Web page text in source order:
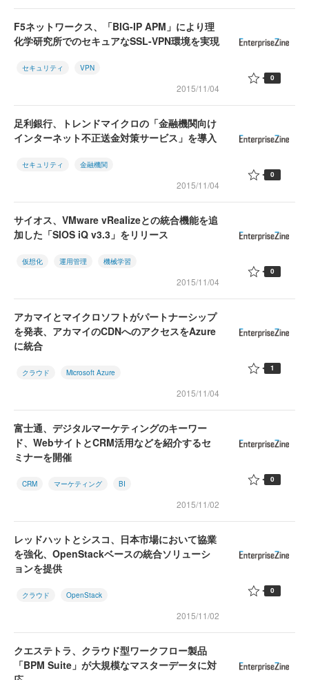
F5ネットワークス、「BIG-IP APM」により理
化学研究所でのセキュアなSSL-VPN環境を実現
セキュリティ VPN
2015/11/04
0
足利銀行、トレンドマイクロの「金融機関向け
インターネット不正送金対策サービス」を導入
セキュリティ 金融機関
2015/11/04
0
サイオス、VMware vRealizeとの統合機能を追
加した「SIOS iQ v3.3」をリリース
仮想化 運用管理 機械学習
2015/11/04
0
アカマイとマイクロソフトがパートナーシップ
を発表、アカマイのCDNへのアクセスをAzure
に統合
クラウド Microsoft Azure
2015/11/04
1
富士通、デジタルマーケティングのキーワー
ド、WebサイトとCRM活用などを紹介するセ
ミナーを開催
CRM マーケティング BI
2015/11/02
0
レッドハットとシスコ、日本市場において協業
を強化、OpenStackベースの統合ソリューシ
ョンを提供
クラウド OpenStack
2015/11/02
0
クエステトラ、クラウド型ワークフロー製品
「BPM Suite」が大規模なマスターデータに対